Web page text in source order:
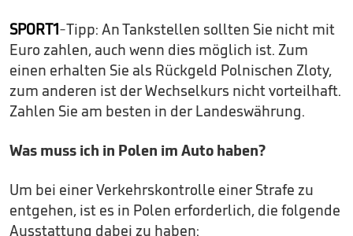
SPORT1-Tipp: An Tankstellen sollten Sie nicht mit
Euro zahlen, auch wenn dies möglich ist. Zum
einen erhalten Sie als Rückgeld Polnischen Zloty,
zum anderen ist der Wechselkurs nicht vorteilhaft.
Zahlen Sie am besten in der Landeswährung.
Was muss ich in Polen im Auto haben?
Um bei einer Verkehrskontrolle einer Strafe zu
entgehen, ist es in Polen erforderlich, die folgende
Ausstattung dabei zu haben: